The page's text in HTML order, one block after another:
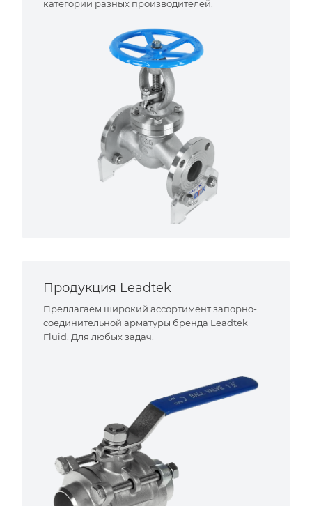
категории разных производителей.
Продукция Leadtek
Предлагаем широкий ассортимент запорно-
соединительной арматуры бренда Leadtek
Fluid. Для любых задач.